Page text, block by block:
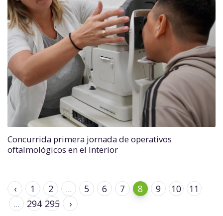
Concurrida primera jornada de operativos
oftalmológicos en el Interior
‹ 1 2 ... 5 6 7 8 9 10
11
...
294 295 ›